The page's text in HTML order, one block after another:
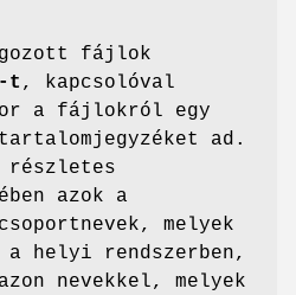
fájlok
-t , kapcsolóval
a fájlokról egy
ad.
részletes
azok a
melyek
a helyi rendszerben,
nevekkel, melyek